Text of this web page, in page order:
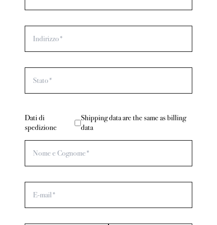
Dati di
spedizione
Shipping data are the same as billing
data